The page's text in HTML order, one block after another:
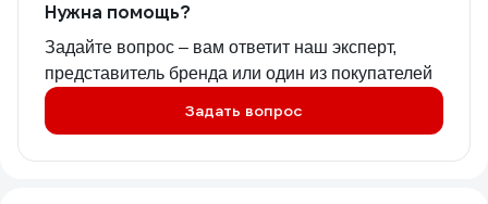
Нужна помощь?
Задайте вопрос – вам ответит наш эксперт,
представитель бренда или один из покупателей
Задать вопрос